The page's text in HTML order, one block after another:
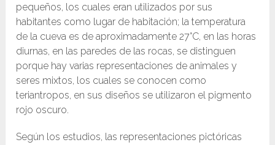
pequeños, los cuales eran utilizados por sus
habitantes como lugar de habitación; la temperatura
de la cueva es de aproximadamente 27°C, en las horas
diurnas, en las paredes de las rocas, se distinguen
porque hay varias representaciones de animales y
seres mixtos, los cuales se conocen como
teriantropos, en sus diseños se utilizaron el pigmento
rojo oscuro.
Según los estudios, las representaciones pictóricas